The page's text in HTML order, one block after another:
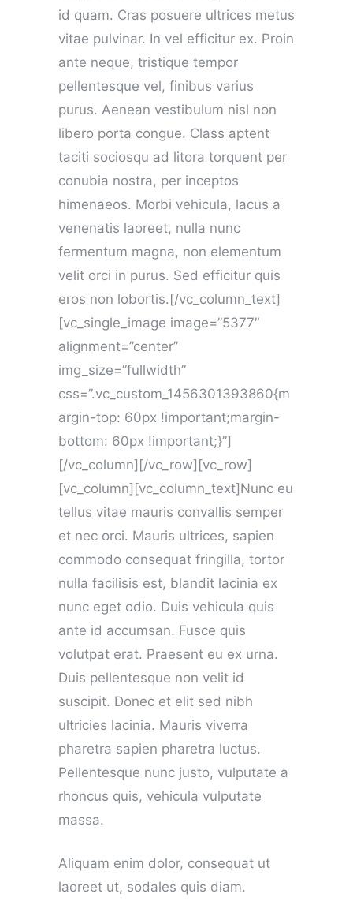
id quam. Cras posuere ultrices metus
vitae pulvinar. In vel efficitur ex. Proin
ante neque, tristique tempor
pellentesque vel, finibus varius
purus. Aenean vestibulum nisl non
libero porta congue. Class aptent
taciti sociosqu ad litora torquent per
conubia nostra, per inceptos
himenaeos. Morbi vehicula, lacus a
venenatis laoreet, nulla nunc
fermentum magna, non elementum
velit orci in purus. Sed efficitur quis
eros non lobortis.[/vc_column_text]
[vc_single_image image=”5377″
alignment=”center”
img_size=”fullwidth”
css=”.vc_custom_1456301393860{m
argin-top: 60px !important;margin-
bottom: 60px !important;}”]
[/vc_column][/vc_row][vc_row]
[vc_column][vc_column_text]Nunc eu
tellus vitae mauris convallis semper
et nec orci. Mauris ultrices, sapien
commodo consequat fringilla, tortor
nulla facilisis est, blandit lacinia ex
nunc eget odio. Duis vehicula quis
ante id accumsan. Fusce quis
volutpat erat. Praesent eu ex urna.
Duis pellentesque non velit id
suscipit. Donec et elit sed nibh
ultricies lacinia. Mauris viverra
pharetra sapien pharetra luctus.
Pellentesque nunc justo, vulputate a
rhoncus quis, vehicula vulputate
massa.
Aliquam enim dolor, consequat ut
laoreet ut, sodales quis diam.